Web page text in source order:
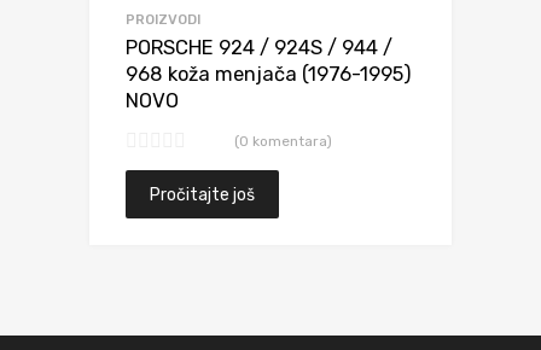
PROIZVODI
PORSCHE 924 / 924S / 944 /
968 koža menjača (1976-1995)
NOVO
(0 komentara)
Pročitajte još